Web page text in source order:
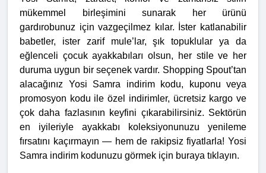
mükemmel birleşimini sunarak her ürünü
gardırobunuz için vazgeçilmez kılar. İster katlanabilir
babetler, ister zarif mule’lar, şık topuklular ya da
eğlenceli çocuk ayakkabıları olsun, her stile ve her
duruma uygun bir seçenek vardır. Shopping Spout’tan
alacağınız Yosi Samra indirim kodu, kuponu veya
promosyon kodu ile özel indirimler, ücretsiz kargo ve
çok daha fazlasının keyfini çıkarabilirsiniz. Sektörün
en iyileriyle ayakkabı koleksiyonunuzu yenileme
fırsatını kaçırmayın — hem de rakipsiz fiyatlarla! Yosi
Samra indirim kodunuzu görmek için buraya tıklayın.